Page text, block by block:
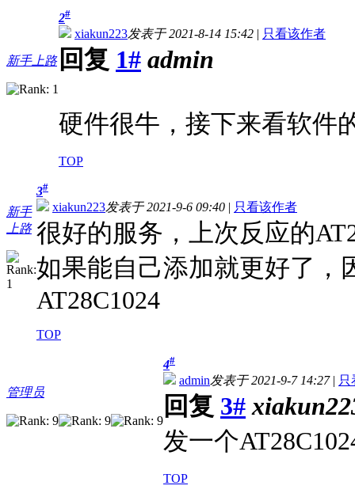
新手上路
2#
xiakun223发表于 2021-8-14 15:42 | 只看该作者
回复 1# admin
硬件很牛，接下来看软件
TOP
新手
上路
3#
xiakun223发表于 2021-9-6 09:40 | 只看该作者
很好的服务，上次反应的
如果能自己添加就更好了，
AT28C1024
TOP
管理员
4#
admin发表于 2021-9-7 14:27| 只
回复 3#
发一个
TOP